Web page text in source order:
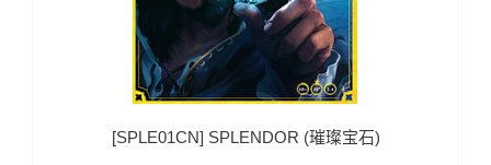
[SPLE01CN] SPLENDOR (璀璨宝石)